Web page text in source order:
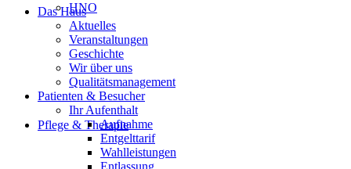
HNO
Pflege & Therapie
Das Haus
Aktuelles
Veranstaltungen
Geschichte
Wir über uns
Qualitätsmanagement
Patienten & Besucher
Ihr Aufenthalt
Aufnahme
Entgelttarif
Wahlleistungen